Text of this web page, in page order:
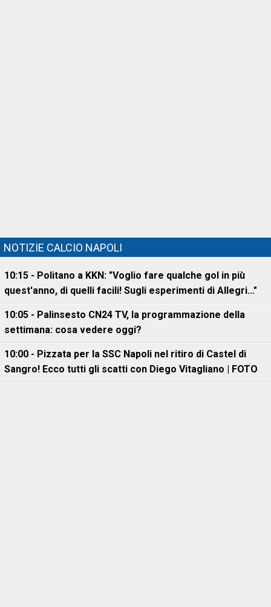
NOTIZIE CALCIO NAPOLI
10:15 - Politano a KKN: "Voglio fare qualche gol in più
quest'anno, di quelli facili! Sugli esperimenti di Allegri..."
10:05 - Palinsesto CN24 TV, la programmazione della
settimana: cosa vedere oggi?
10:00 - Pizzata per la SSC Napoli nel ritiro di Castel di
Sangro! Ecco tutti gli scatti con Diego Vitagliano | FOTO